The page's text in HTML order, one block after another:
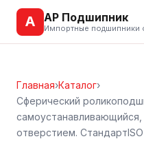
А АР Подшипник
Импортные подшипники
Главная›Каталог›
Сферический
отверстием. СтандартISO